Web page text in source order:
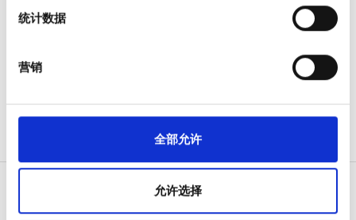
体、广告和分析合作伙伴分享您对我们网站的使用情况，
统计数据
营销
全部允许
允许选择
深夜
评分
好
优秀